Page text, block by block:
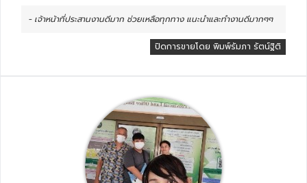
- เจ้าหน้าที่ประสานงานดีมาก ช่วยเหลือทุกทาง แนะนำและทำงานดีมากๆๆ
ปิดการขายโดย พิมพ์รัมภา รัตน์ฐิติ